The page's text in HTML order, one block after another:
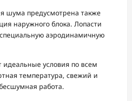
шума предусмотрена также
наружного блока. Лопасти
аэродинамичную
идеальные условия по всем
температура, свежий и
работа.